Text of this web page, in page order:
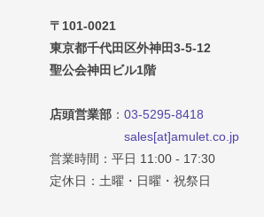
〒101-0021
東京都千代田区外神田3-5-12
聖公会神田ビル1階
店頭営業部 ： 03-5295-8418
sales[at]amulet.co.jp
営業時間：平日 11:00 - 17:30
定休日：土曜・日曜・祝祭日